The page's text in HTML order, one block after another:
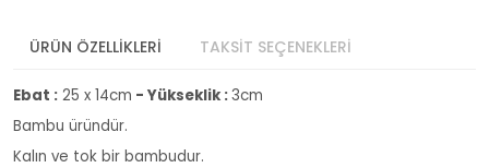
ÜRÜN ÖZELLİKLERİ TAKSİT SEÇENEKLERİ
Ebat : 25 x 14cm - Yükseklik :3cm
Bambu üründür.
Kalın ve tok bir bambudur.